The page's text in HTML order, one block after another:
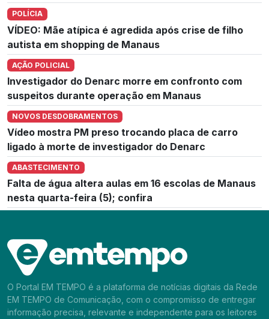
POLÍCIA
VÍDEO: Mãe atípica é agredida após crise de filho
autista em shopping de Manaus
AÇÃO POLICIAL
Investigador do Denarc morre em confronto com
suspeitos durante operação em Manaus
NOVOS DESDOBRAMENTOS
Vídeo mostra PM preso trocando placa de carro
ligado à morte de investigador do Denarc
ABASTECIMENTO
Falta de água altera aulas em 16 escolas de Manaus
nesta quarta-feira (5); confira
O Portal EM TEMPO é a plataforma de notícias digitais da Rede
EM TEMPO de Comunicação, com o compromisso de entregar
informação precisa, relevante e independente para os leitores